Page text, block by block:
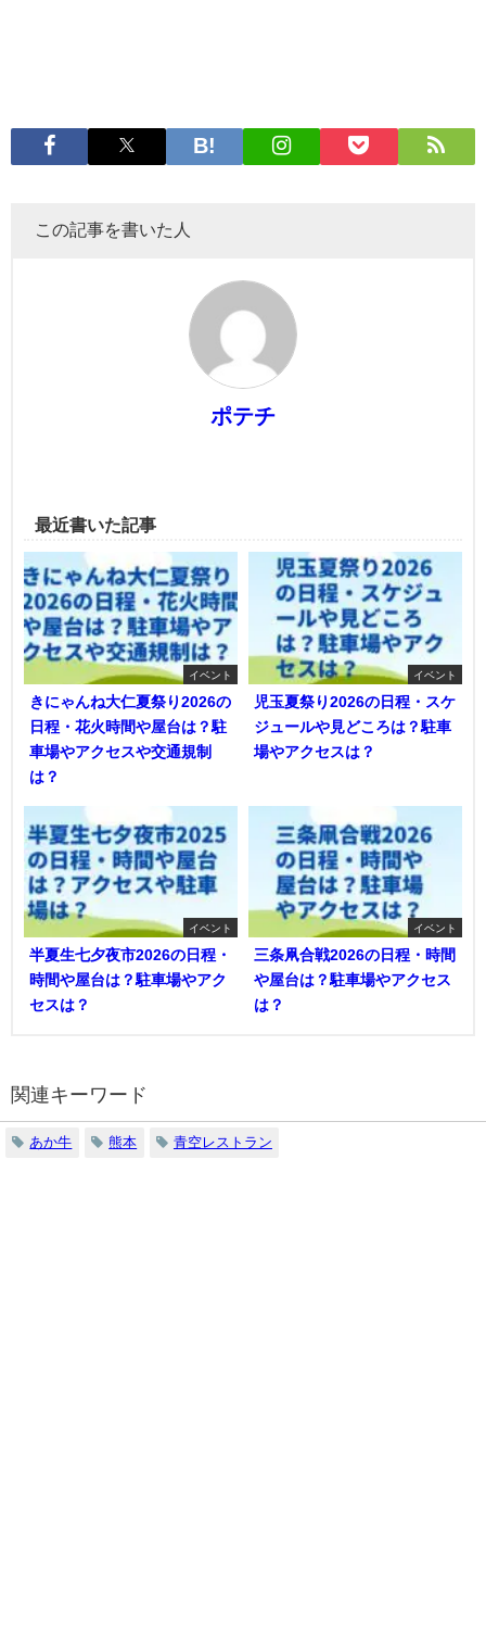
この記事を書いた人
ポテチ
最近書いた記事
イベント
きにゃんね大仁夏祭り2026の
日程・花火時間や屋台は？駐
車場やアクセスや交通規制
は？
イベント
児玉夏祭り2026の日程・スケ
ジュールや見どころは？駐車
場やアクセスは？
イベント
半夏生七夕夜市2026の日程・
時間や屋台は？駐車場やアク
セスは？
イベント
三条凧合戦2026の日程・時間
や屋台は？駐車場やアクセス
は？
関連キーワード
あか牛 熊本 青空レストラン